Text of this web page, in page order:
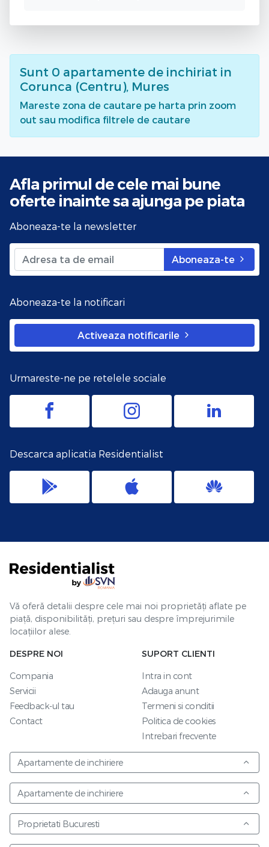
Sunt 0 apartamente de inchiriat in
Corunca (Centru), Mures
Mareste zona de cautare pe harta prin zoom
out sau modifica filtrele de cautare
Afla primul de cele mai bune
oferte inainte sa ajunga pe piata
Aboneaza-te la newsletter
Aboneaza-te
Aboneaza-te la notificari
Activeaza notificarile
Urmareste-ne pe retelele sociale
Descarca aplicatia Residentialist
Vă oferă detalii despre cele mai noi proprietăți aflate pe
piață, disponibilități, prețuri sau despre împrejurimile
locațiilor alese.
DESPRE NOI
Compania
Servicii
Feedback-ul tau
Contact
SUPORT CLIENTI
Intra in cont
Adauga anunt
Termeni si conditii
Politica de cookies
Intrebari frecvente
Apartamente de inchiriere
Apartamente de inchiriere
Proprietati Bucuresti